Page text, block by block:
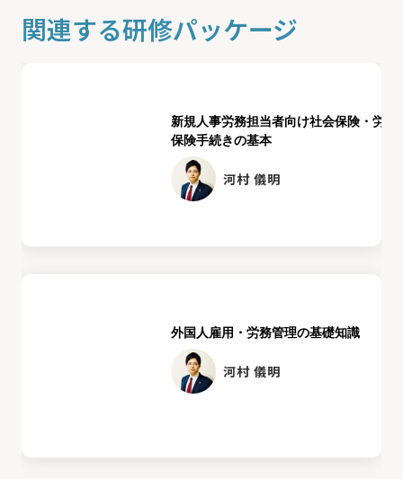
関連する研修パッケージ
新規人事労務担当者向け社会保険・労働
保険手続きの基本
河村 儀明
外国人雇用・労務管理の基礎知識
河村 儀明